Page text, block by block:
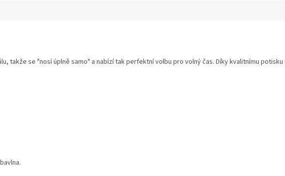
takže se "nosí úplně samo" a nabízí tak perfektní volbu pro volný čas. Díky kvalitnímu